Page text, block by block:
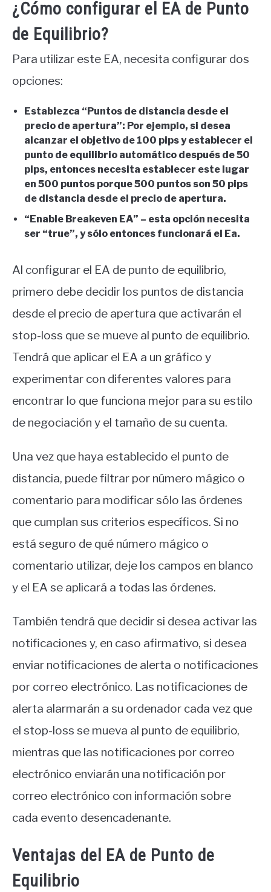
¿Cómo configurar el EA de Punto
de Equilibrio?
Para utilizar este EA, necesita configurar dos
opciones:
Establezca “Puntos de distancia desde el
precio de apertura”: Por ejemplo, si desea
alcanzar el objetivo de 100 pips y establecer el
punto de equilibrio automático después de 50
pips, entonces necesita establecer este lugar
en 500 puntos porque 500 puntos son 50 pips
de distancia desde el precio de apertura.
“Enable Breakeven EA” – esta opción necesita
ser “true”, y sólo entonces funcionará el Ea.
Al configurar el EA de punto de equilibrio,
primero debe decidir los puntos de distancia
desde el precio de apertura que activarán el
stop-loss que se mueve al punto de equilibrio.
Tendrá que aplicar el EA a un gráfico y
experimentar con diferentes valores para
encontrar lo que funciona mejor para su estilo
de negociación y el tamaño de su cuenta.
Una vez que haya establecido el punto de
distancia, puede filtrar por número mágico o
comentario para modificar sólo las órdenes
que cumplan sus criterios específicos. Si no
está seguro de qué número mágico o
comentario utilizar, deje los campos en blanco
y el EA se aplicará a todas las órdenes.
También tendrá que decidir si desea activar las
notificaciones y, en caso afirmativo, si desea
enviar notificaciones de alerta o notificaciones
por correo electrónico. Las notificaciones de
alerta alarmarán a su ordenador cada vez que
el stop-loss se mueva al punto de equilibrio,
mientras que las notificaciones por correo
electrónico enviarán una notificación por
correo electrónico con información sobre
cada evento desencadenante.
Ventajas del EA de Punto de
Equilibrio